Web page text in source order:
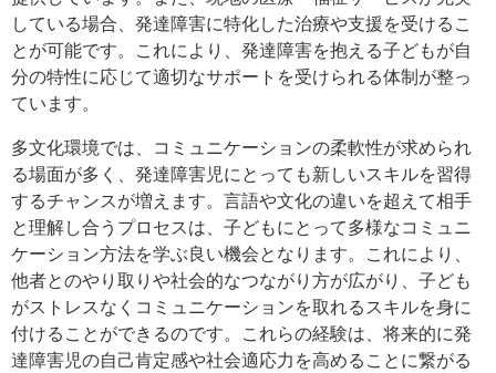
している場合、発達障害に特化した治療や支援を受けるこ
とが可能です。これにより、発達障害を抱える子どもが自
分の特性に応じて適切なサポートを受けられる体制が整っ
ています。
多文化環境では、コミュニケーションの柔軟性が求められ
る場面が多く、発達障害児にとっても新しいスキルを習得
するチャンスが増えます。言語や文化の違いを超えて相手
と理解し合うプロセスは、子どもにとって多様なコミュニ
ケーション方法を学ぶ良い機会となります。これにより、
他者とのやり取りや社会的なつながり方が広がり、子ども
がストレスなくコミュニケーションを取れるスキルを身に
付けることができるのです。これらの経験は、将来的に発
達障害児の自己肯定感や社会適応力を高めることに繋がる